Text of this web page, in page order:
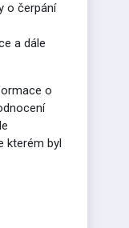
o čerpání
a dále
o
kterém byl